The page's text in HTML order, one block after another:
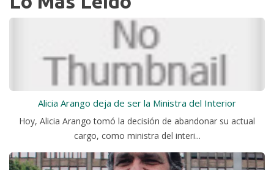
Alicia Arango deja de ser la Ministra del Interior
Hoy, Alicia Arango tomó la decisión de abandonar su actual
cargo, como ministra del interi...